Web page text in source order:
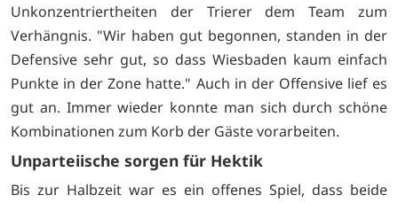
Unkonzentriertheiten der Trierer dem Team zum
Verhängnis. "Wir haben gut begonnen, standen in der
Defensive sehr gut, so dass Wiesbaden kaum einfach
Punkte in der Zone hatte." Auch in der Offensive lief es
gut an. Immer wieder konnte man sich durch schöne
Kombinationen zum Korb der Gäste vorarbeiten.
Unparteiische sorgen für Hektik
Bis zur Halbzeit war es ein offenes Spiel, dass beide